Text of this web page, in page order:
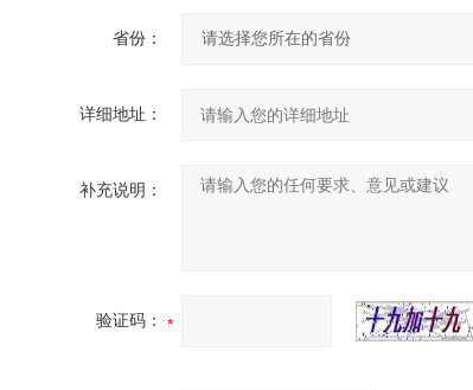
省份：
详细地址：
补充说明：
验证码：